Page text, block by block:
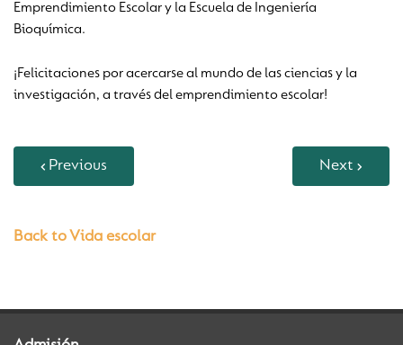
Emprendimiento Escolar y la Escuela de Ingeniería
Bioquímica.
¡Felicitaciones por acercarse al mundo de las ciencias y la
investigación, a través del emprendimiento escolar!
Previous Next
Back to Vida escolar